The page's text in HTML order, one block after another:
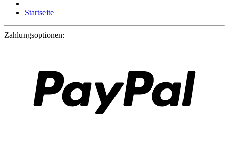
Startseite
Zahlungsoptionen: